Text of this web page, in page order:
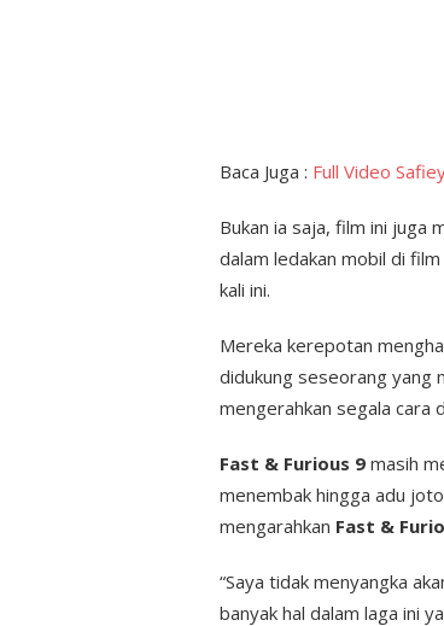
Baca Juga : Full Video
Bukan ia saja, film ini juga
dalam ledakan mobil di film
kali ini.
Mereka kerepotan
didukung seseorang yang
mengerahkan segala cara
Fast & Furious 9 masih
menembak hingga adu
mengarahkan Fast &
“Saya tidak menyangka
banyak hal dalam laga ini